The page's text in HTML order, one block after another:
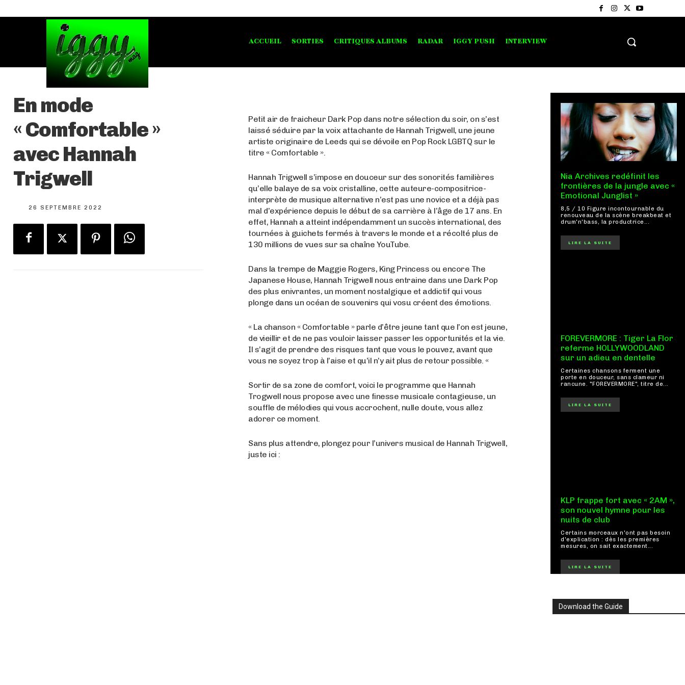
ACCUEIL SORTIES CRITIQUES ALBUMS RADAR IGGY PUSH INTERVIEW
En mode
« Comfortable »
avec Hannah
Trigwell
26 SEPTEMBRE 2022
Petit air de fraicheur Dark Pop dans notre sélection du soir, on s’est
laissé séduire par la voix attachante de Hannah Trigwell, une jeune
artiste originaire de Leeds qui se dévoile en Pop Rock LGBTQ sur le
titre « Comfortable ».
Hannah Trigwell s’impose en douceur sur des sonorités familières
qu’elle balaye de sa voix cristalline, cette auteure-compositrice-
interprète de musique alternative n’est pas une novice et a déjà pas
mal d’expérience depuis le début de sa carrière à l’âge de 17 ans. En
effet, Hannah a atteint indépendamment un succès international, des
tournées à guichets fermés à travers le monde et a récolté plus de
130 millions de vues sur sa chaîne YouTube.
Dans la trempe de Maggie Rogers, King Princess ou encore The
Japanese House, Hannah Trigwell nous entraine dans une Dark Pop
des plus enivrantes, un moment nostalgique et addictif qui vous
plonge dans un océan de souvenirs qui vosu créent des émotions.
« La chanson « Comfortable » parle d’être jeune tant que l’on est jeune,
de vieillir et de ne pas vouloir laisser passer les opportunités et la vie.
Il s’agit de prendre des risques tant que vous le pouvez, avant que
vous ne soyez trop à l’aise et qu’il n’y ait plus de retour possible. «
Sortir de sa zone de comfort, voici le programme que Hannah
Trogwell nous propose avec une finesse musicale contagieuse, un
souffle de mélodies qui vous accrochent, nulle doute, vous allez
adorer ce moment.
Sans plus attendre, plongez pour l’univers musical de Hannah Trigwell,
juste ici :
Nia Archives redéfinit les
frontières de la jungle avec «
Emotional Junglist »
8,5 / 10 Figure incontournable du
renouveau de la scène breakbeat et
drum'n'bass, la productrice...
LIRE LA SUITE
FOREVERMORE : Tiger La Flor
referme HOLLYWOODLAND
sur un adieu en dentelle
Certaines chansons ferment une
porte en douceur, sans clameur ni
rancune. "FOREVERMORE", titre de...
LIRE LA SUITE
KLP frappe fort avec « 2AM »,
son nouvel hymne pour les
nuits de club
Certains morceaux n'ont pas besoin
d'explication : dès les premières
mesures, on sait exactement...
LIRE LA SUITE
Download the Guide